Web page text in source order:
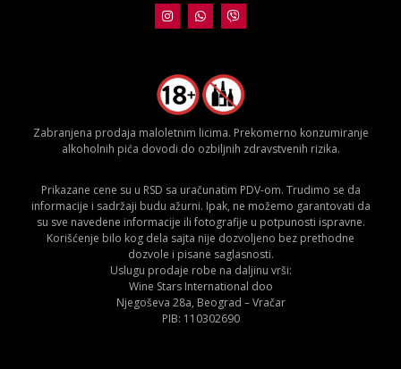
Zabranjena prodaja maloletnim licima. Prekomerno konzumiranje
alkoholnih pića dovodi do ozbiljnih zdravstvenih rizika.
Prikazane cene su u RSD sa uračunatim PDV-om. Trudimo se da
informacije i sadržaji budu ažurni. Ipak, ne možemo garantovati da
su sve navedene informacije ili fotografije u potpunosti ispravne.
Korišćenje bilo kog dela sajta nije dozvoljeno bez prethodne
dozvole i pisane saglasnosti.
Uslugu prodaje robe na daljinu vrši:
Wine Stars International doo
Njegoševa 28a, Beograd – Vračar
PIB: 110302690